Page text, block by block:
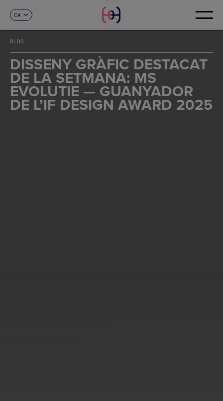
CA
FR
DE
IT
PT
CONTACTE
BLOG
DISSENY GRÀFIC DESTACAT
DE LA SETMANA: MS
EVOLUTIE — GUANYADOR
DE L’IF DESIGN AWARD 2025